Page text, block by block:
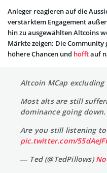
Anleger reagieren auf die
verstärktem Engagement
hin zu ausgewählten Altcoins
Märkte zeigen: Die Community
höhere Chancen und hofftauf
Altcoin MCap
Most alts are still
dominance going down.
Are you still listening to
pic.twitter.com/
— Ted (@TedPillows)